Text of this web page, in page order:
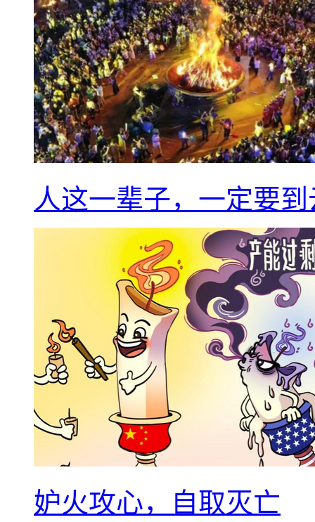
人这一辈子，一定要
妒火攻心，自取灭亡